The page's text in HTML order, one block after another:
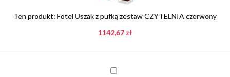
zestaw
CZYTELNIA
czerwony
Ten produkt: Fotel Uszak z pufką zestaw CZYTELNIA czerwony
1142,67zł
Poduszka